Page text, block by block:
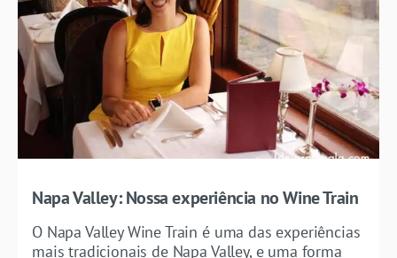
Napa Valley: Nossa experiência no Wine Train
O Napa Valley Wine Train é uma das experiências
mais tradicionais de Napa Valley, e uma forma